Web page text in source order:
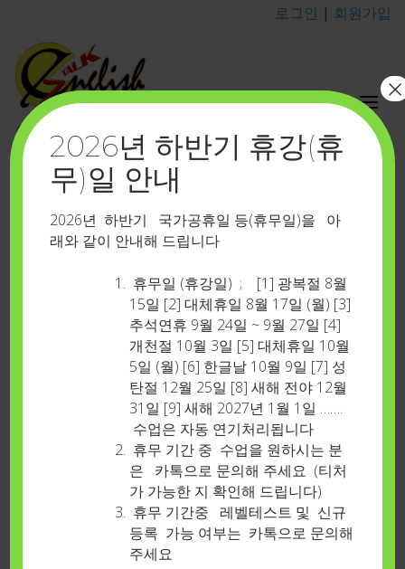
로그인 | 회원가입
이지톡영어포유
카톡 아이디 : eztalkenglish
학습지원시스템
Share it now!
2026년 하반기 휴강(휴
무)일 안내
2026년 하반기 국가공휴일 등(휴무일)을 아
래와 같이 안내해 드립니다
휴무일 (휴강일) ; [1] 광복절 8월
15일 [2] 대체휴일 8월 17일 (월) [3]
추석연휴 9월 24일 ~ 9월 27일 [4]
개천절 10월 3일 [5] 대체휴일 10월
5일 (월) [6] 한글날 10월 9일 [7] 성
탄절 12월 25일 [8] 새해 전야 12월
31일 [9] 새해 2027년 1월 1일 …….
수업은 자동 연기처리됩니다
휴무 기간 중 수업을 원하시는 분
은 카톡으로 문의해 주세요 (티처
가 가능한 지 확인해 드립니다)
휴무 기간중 레벨테스트 및 신규
등록 가능 여부는 카톡으로 문의해
주세요
×